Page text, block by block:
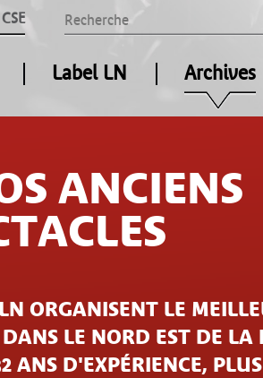
Label LN Archives
ANCIENS
ORGANISENT LE
LE NORD EST DE LA
ANS D'EXPÉRIENCE,